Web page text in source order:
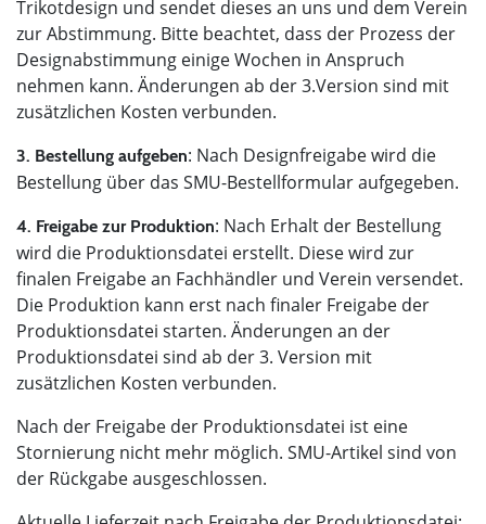
Trikotdesign und sendet dieses an uns und dem Verein
zur Abstimmung. Bitte beachtet, dass der Prozess der
Designabstimmung einige Wochen in Anspruch
nehmen kann. Änderungen ab der 3.Version sind mit
zusätzlichen Kosten verbunden.
3. Bestellung aufgeben: Nach Designfreigabe wird die
Bestellung über das SMU-Bestellformular aufgegeben.
4. Freigabe zur Produktion: Nach Erhalt der Bestellung
wird die Produktionsdatei erstellt. Diese wird zur
finalen Freigabe an Fachhändler und Verein versendet.
Die Produktion kann erst nach finaler Freigabe der
Produktionsdatei starten. Änderungen an der
Produktionsdatei sind ab der 3. Version mit
zusätzlichen Kosten verbunden.
Nach der Freigabe der Produktionsdatei ist eine
Stornierung nicht mehr möglich. SMU-Artikel sind von
der Rückgabe ausgeschlossen.